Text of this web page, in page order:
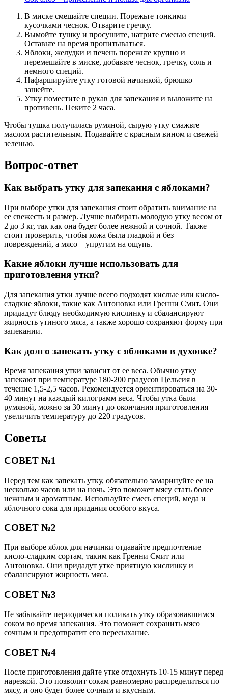
В миске смешайте специи. Порежьте тонкими
кусочками чеснок. Отварите гречку.
Вымойте тушку и просушите, натрите смесью специй.
Оставьте на время пропитываться.
Яблоки, желудки и печень порежьте крупно и
перемешайте в миске, добавьте чеснок, гречку, соль и
немного специй.
Нафаршируйте утку готовой начинкой, брюшко
зашейте.
Утку поместите в рукав для запекания и выложите на
противень. Пеките 2 часа.
Чтобы тушка получилась румяной, сырую утку смажьте
маслом растительным. Подавайте с красным вином и свежей
зеленью.
Вопрос-ответ
Как выбрать утку для запекания с яблоками?
При выборе утки для запекания стоит обратить внимание на
ее свежесть и размер. Лучше выбирать молодую утку весом от
2 до 3 кг, так как она будет более нежной и сочной. Также
стоит проверить, чтобы кожа была гладкой и без
повреждений, а мясо – упругим на ощупь.
Какие яблоки лучше использовать для
приготовления утки?
Для запекания утки лучше всего подходят кислые или кисло-
сладкие яблоки, такие как Антоновка или Гренни Смит. Они
придадут блюду необходимую кислинку и сбалансируют
жирность утиного мяса, а также хорошо сохраняют форму при
запекании.
Как долго запекать утку с яблоками в духовке?
Время запекания утки зависит от ее веса. Обычно утку
запекают при температуре 180-200 градусов Цельсия в
течение 1,5-2,5 часов. Рекомендуется ориентироваться на 30-
40 минут на каждый килограмм веса. Чтобы утка была
румяной, можно за 30 минут до окончания приготовления
увеличить температуру до 220 градусов.
Советы
СОВЕТ №1
Перед тем как запекать утку, обязательно замаринуйте ее на
несколько часов или на ночь. Это поможет мясу стать более
нежным и ароматным. Используйте смесь специй, меда и
яблочного сока для придания особого вкуса.
СОВЕТ №2
При выборе яблок для начинки отдавайте предпочтение
кисло-сладким сортам, таким как Гренни Смит или
Антоновка. Они придадут утке приятную кислинку и
сбалансируют жирность мяса.
СОВЕТ №3
Не забывайте периодически поливать утку образовавшимся
соком во время запекания. Это поможет сохранить мясо
сочным и предотвратит его пересыхание.
СОВЕТ №4
После приготовления дайте утке отдохнуть 10-15 минут перед
нарезкой. Это позволит сокам равномерно распределиться по
мясу, и оно будет более сочным и вкусным.